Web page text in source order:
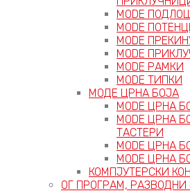
MODE
MODE
MODE
MODE
MODE РАМКИ
MODE ТИПКИ
МОДЕ ЦРНА БОЈА
MODE ЦРНА
MODE ЦРНА
ТАСТЕРИ
MODE ЦРНА
MODE ЦРНА
КОМПЈУТЕРСКИ
ОГ ПРОГРАМ, РАЗВОДНИ